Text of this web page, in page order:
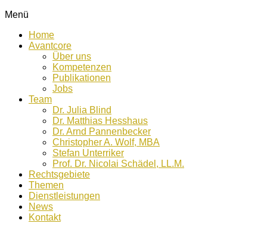
Menü
Home
Avantcore
Über uns
Kompetenzen
Publikationen
Jobs
Team
Dr. Julia Blind
Dr. Matthias Hesshaus
Dr. Arnd Pannenbecker
Christopher A. Wolf, MBA
Stefan Unterriker
Prof. Dr. Nicolai Schädel, LL.M.
Rechtsgebiete
Themen
Dienstleistungen
News
Kontakt